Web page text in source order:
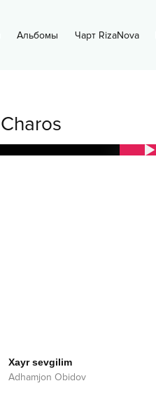
Альбомы Чарт RizaNova
Charos
Xayr sevgilim
Adhamjon Obidov